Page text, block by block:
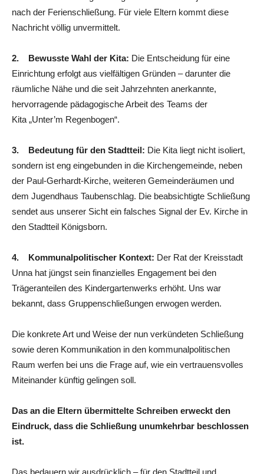
nach der Ferienschließung. Für viele Eltern kommt diese
Nachricht völlig unvermittelt.
2. Bewusste Wahl der Kita: Die Entscheidung für eine
Einrichtung erfolgt aus vielfältigen Gründen – darunter die
räumliche Nähe und die seit Jahrzehnten anerkannte,
hervorragende pädagogische Arbeit des Teams der
Kita „Unter’m Regenbogen“.
3. Bedeutung für den Stadtteil: Die Kita liegt nicht isoliert,
sondern ist eng eingebunden in die Kirchengemeinde, neben
der Paul-Gerhardt-Kirche, weiteren Gemeinderäumen und
dem Jugendhaus Taubenschlag. Die beabsichtigte Schließung
sendet aus unserer Sicht ein falsches Signal der Ev. Kirche in
den Stadtteil Königsborn.
4. Kommunalpolitischer Kontext: Der Rat der Kreisstadt
Unna hat jüngst sein finanzielles Engagement bei den
Trägeranteilen des Kindergartenwerks erhöht. Uns war
bekannt, dass Gruppenschließungen erwogen werden.
Die konkrete Art und Weise der nun verkündeten Schließung
sowie deren Kommunikation in den kommunalpolitischen
Raum werfen bei uns die Frage auf, wie ein vertrauensvolles
Miteinander künftig gelingen soll.
Das an die Eltern übermittelte Schreiben erweckt den
Eindruck, dass die Schließung unumkehrbar beschlossen
ist.